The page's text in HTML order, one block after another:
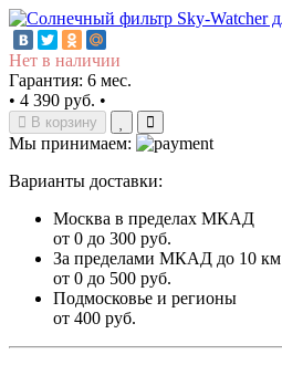
Нет в наличии
Гарантия: 6 мес.
• 4 390 руб. •
В корзину
Мы принимаем:
Варианты доставки:
Москва в пределах МКАД
от 0 до 300 руб.
За пределами МКАД до 10 км
от 0 до 500 руб.
Подмосковье и регионы
от 400 руб.